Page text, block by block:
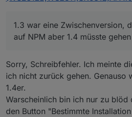
hmm seltsam in der scan
@bigd-73 sagte in
stehen.
1.3 war eine
auf NPM aber 1.4 müsste
1.3 war eine Zwischenversion,
auf NPM aber 1.4 müsste gehen
Sorry, Schreibfehler. Ich meinte
ich nicht zurück gehen. Genauso
1.4er.
Warscheinlich bin ich nur zu blöd
den Button "Bestimmte